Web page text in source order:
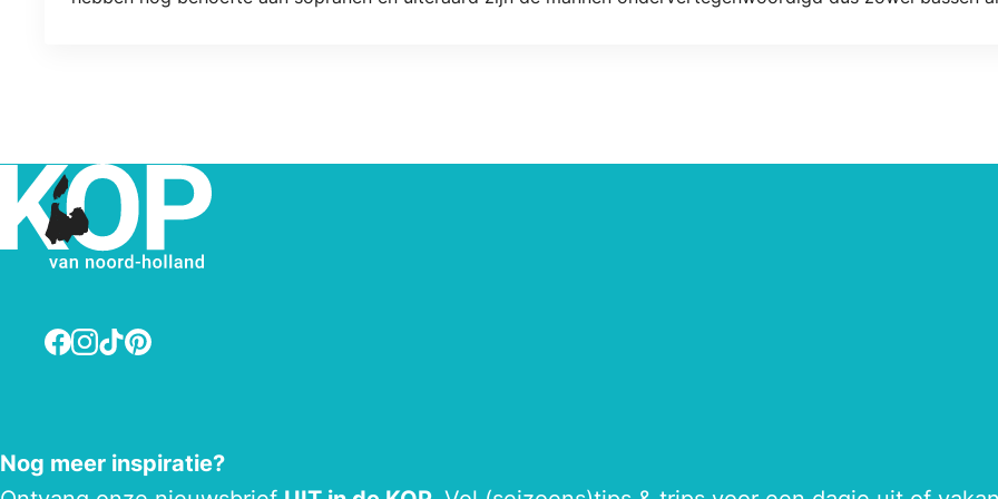
Facebook
Instagram
TikTokPinterest
Nog meer inspiratie?